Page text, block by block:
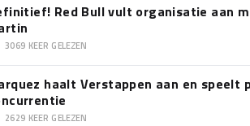
Red Bull vult organisatie aan
3069 KEER GELEZEN
haalt Verstappen aan en speelt
2629 KEER GELEZEN